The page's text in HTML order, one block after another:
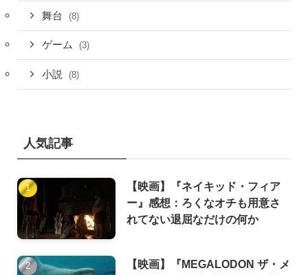
舞台 (8)
ゲーム (3)
小説 (8)
人気記事
【映画】『ネイキッド・フィア
ー』感想：ろくなオチも用意さ
れてない退屈なだけの何か
【映画】『MEGALODON ザ・メ